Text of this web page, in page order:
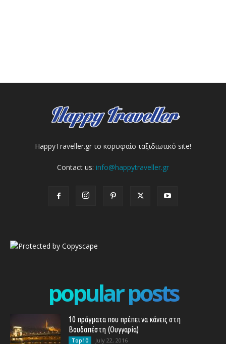
HappyTraveller.gr το κορυφαίο ταξιδιωτικό site!
Contact us: info@happytraveller.gr
popular posts
10 πράγματα που πρέπει να κάνεις στη
Βουδαπέστη (Ουγγαρία)
Top10 July 22, 2016